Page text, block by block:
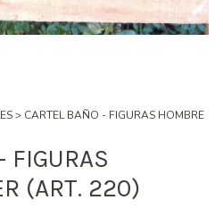
> CARTEL BAÑO - FIGURAS HOMBRE
FIGURAS
(ART. 220)